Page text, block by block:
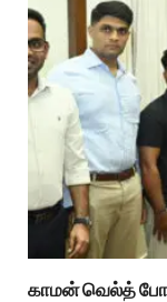
காமன் வெல்த்